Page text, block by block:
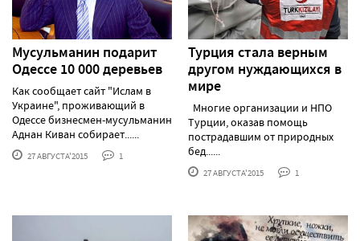
Мусульманин подарит
Одессе 10 000 деревьев
Как сообщает сайт "Ислам в
Украине", проживающий в
Одессе бизнесмен-мусульманин
Аднан Киван собирает......
27 АВГУСТА'2015 1
Турция стала верным
другом нуждающихся в
мире
Многие организации и НПО
Турции, оказав помощь
пострадавшим от природных
бед......
27 АВГУСТА'2015 1